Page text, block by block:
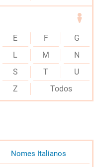
E F
G
L M
N
S T
U
Z Todos
Nomes Italianos